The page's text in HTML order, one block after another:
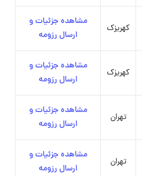
کهریزک
مشاهده جزئیات و
ارسال رزومه
کهریزک
مشاهده جزئیات و
ارسال رزومه
تهران
مشاهده جزئیات و
ارسال رزومه
تهران
مشاهده جزئیات و
ارسال رزومه